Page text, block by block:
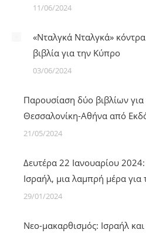
11/06/2024
«Νταλγκά Νταλγκά»
βιβλία για την Κύπρο
03/06/2024
Παρουσίαση δύο βιβλίων
Θεσσαλονίκη-Αθήνα από
21/05/2024
Δευτέρα 22 Ιανουαρίου
Ισραήλ, μια λαμπρή μέρα για
29/01/2024
Νεο-μακαρθισμός: Ισραήλ